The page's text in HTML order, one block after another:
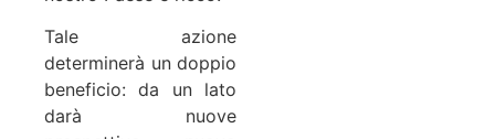
Tale azione
determinerà un doppio
beneficio: da un lato
darà nuove